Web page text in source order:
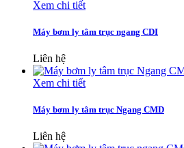
Xem chi tiết
Máy bơm ly tâm trục ngang CDI
Liên hệ
Xem chi tiết
Máy bơm ly tâm trục Ngang CMD
Liên hệ